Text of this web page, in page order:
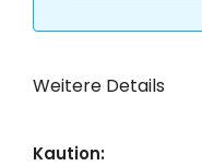
Weitere Details
Kaution: